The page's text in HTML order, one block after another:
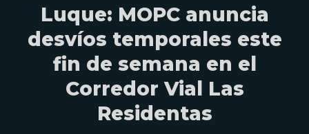
Luque: MOPC anuncia
desvíos temporales este
fin de semana en el
Corredor Vial Las
Residentas